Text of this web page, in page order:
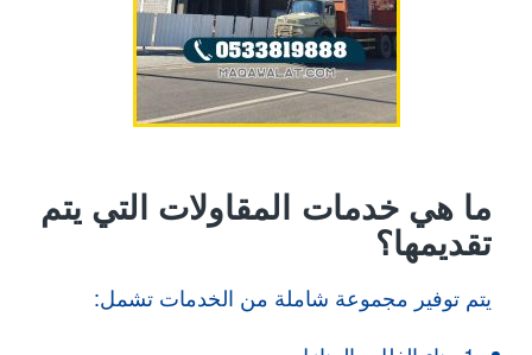
ما هي خدمات المقاولات التي يتم
تقديمها؟
يتم توفير مجموعة شاملة من الخدمات تشمل: